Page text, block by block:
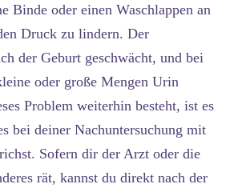
Binde oder einen Waschlappen an
Druck zu lindern. Der
der Geburt geschwächt, und bei
oder große Mengen Urin
Problem weiterhin besteht, ist es
bei deiner Nachuntersuchung mit
Sofern dir der Arzt oder die
rät, kannst du direkt nach der